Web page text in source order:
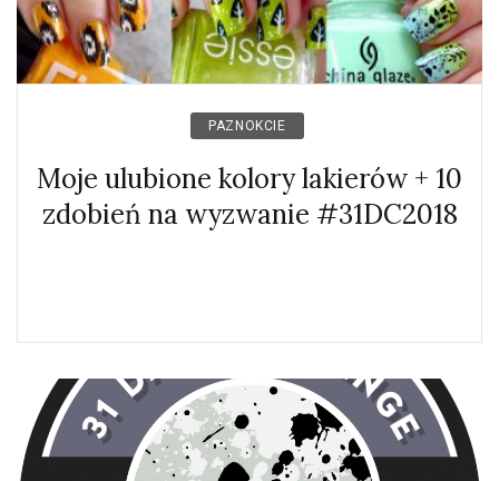
PAZNOKCIE
Moje ulubione kolory lakierów + 10
zdobień na wyzwanie #31DC2018